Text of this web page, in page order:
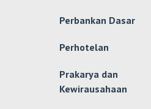
Perbankan Dasar
Perhotelan
Prakarya dan
Kewirausahaan